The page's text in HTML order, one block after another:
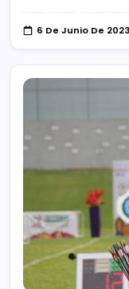
6 De Junio De 2023